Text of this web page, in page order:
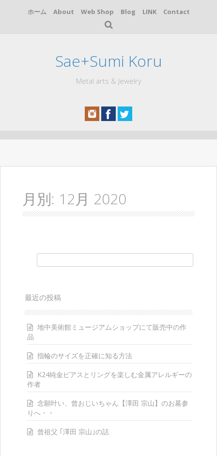
ホーム About Web Shop Blog LINK Contact
Sae+Sumi Koru
Metal arts & Jewelry
テ
月別: 12月 2020
検索:
最近の投稿
地中美術館ミュージアムショップにて販売中の作
品
指輪のサイズを正確に知る方法
K24純金ピアスとリングを楽しむ金属アレルギーの
作者
念願叶い、曾おじいちゃん【澤田 宗山】のお墓参
りへ・・
曾祖父 ｢澤田 宗山｣の話